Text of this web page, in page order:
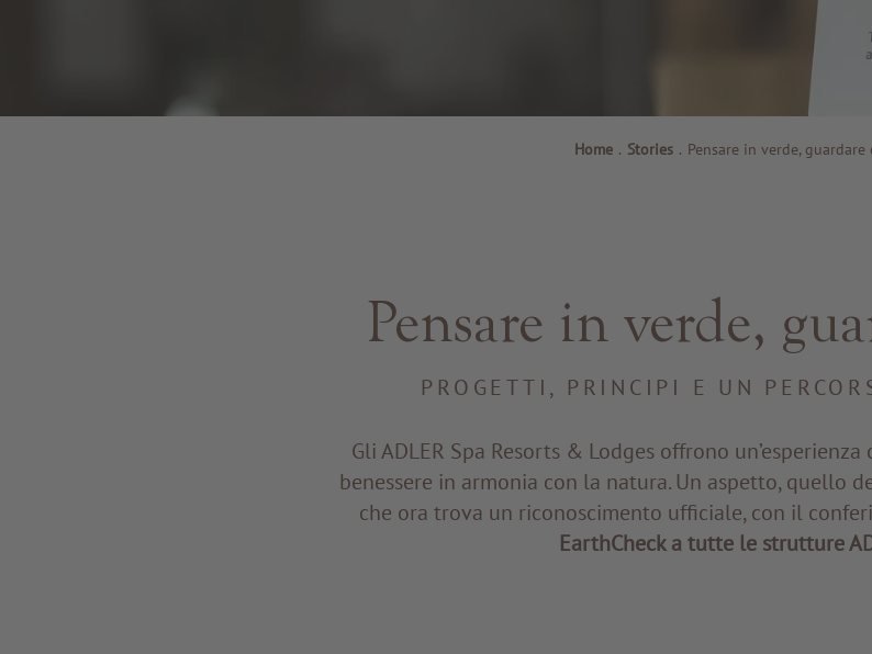
Home . Stories . Pensare in verde,
Pensare in verde,
PROGETTI, PRINCIPI E UN
Gli ADLER Spa Resorts & Lodges offrono
benessere in armonia con la natura. Un aspetto, quello
che ora trova un riconoscimento ufficiale, con il
EarthCheck a tutte le strutture